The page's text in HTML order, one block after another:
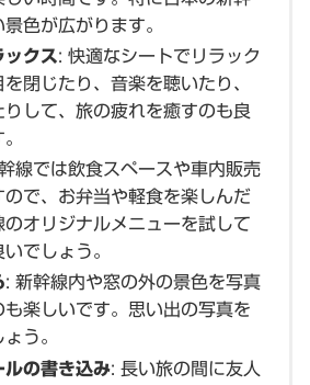
色が広がります。
ックス: 快適なシートでリラック
閉じたり、音楽を聴いたり、
りして、旅の疲れを癒すのも良
線では飲食スペースや車内販売
ので、お弁当や軽食を楽しんだ
のオリジナルメニューを試して
でしょう。
: 新幹線内や窓の外の景色を写真
も楽しいです。思い出の写真を
う。
ルの書き込み: 長い旅の間に友人